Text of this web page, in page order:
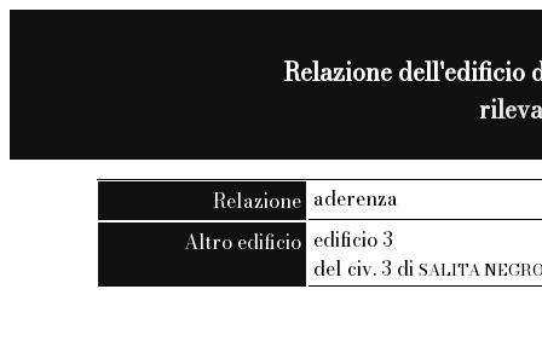
Relazione dell'edificio
Relazione aderenza
Altro edificio edificio 3
del civ. 3 diSALITA